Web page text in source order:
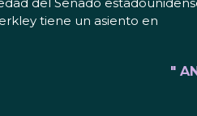
del Senado
tiene un asiento en
"